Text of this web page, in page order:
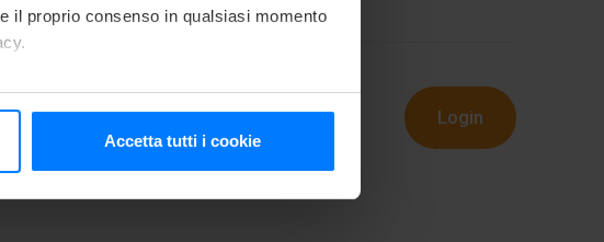
il proprio consenso in qualsiasi momento
specifiche (impronte digitali).
Accetta tutti i cookie
Login
yet?Register